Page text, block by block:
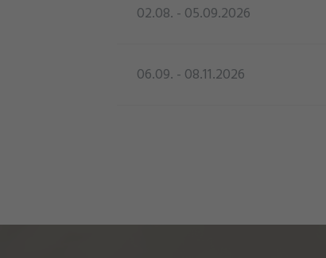
02.08. - 05.09.2026
06.09. - 08.11.2026